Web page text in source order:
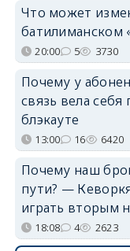
Что может
батилиманском
20:00 5 3730
Почему у
связь вела
блэкауте
13:00 16 6420
Почему наш
пути? —
играть вторым
18:08 4 2623